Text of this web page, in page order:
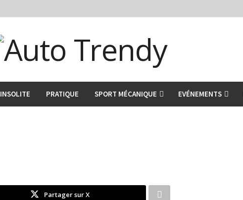
INSOLITE PRATIQUE SPORT MÉCANIQUE EVÉNEMENTS
Partager sur X